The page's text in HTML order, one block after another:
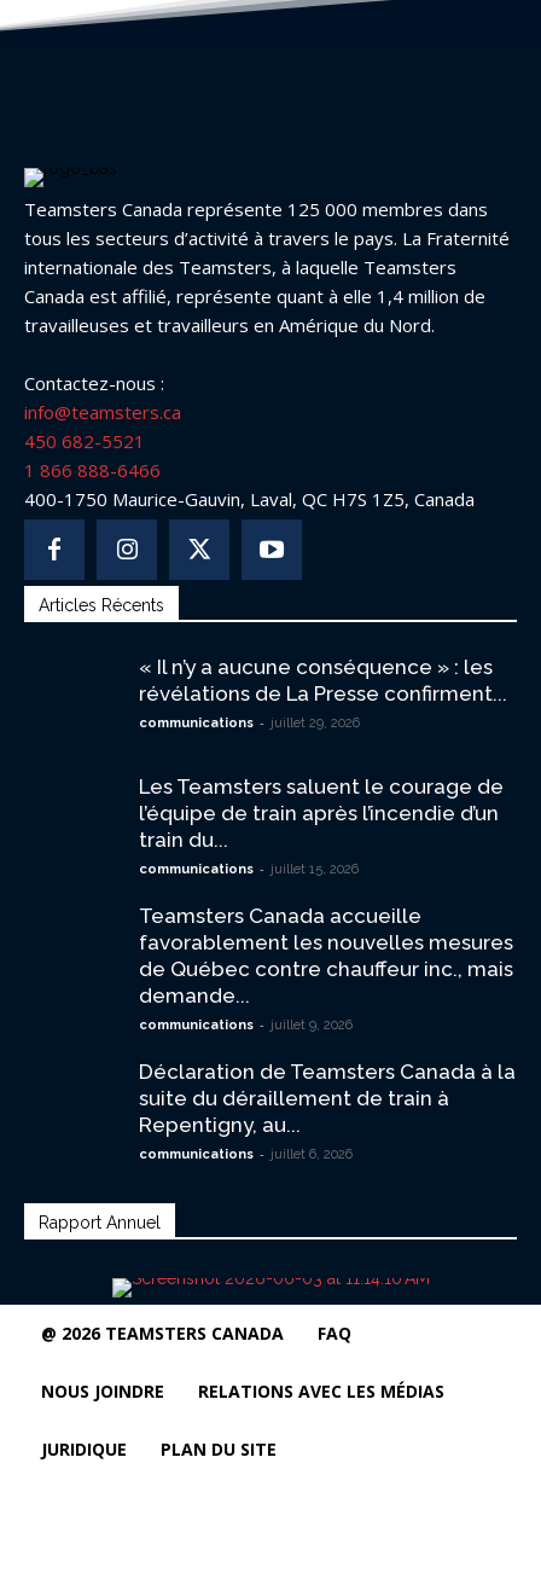
Teamsters Canada représente 125 000 membres dans
tous les secteurs d’activité à travers le pays. La Fraternité
internationale des Teamsters, à laquelle Teamsters
Canada est affilié, représente quant à elle 1,4 million de
travailleuses et travailleurs en Amérique du Nord.
Contactez-nous :
info@teamsters.ca
450 682-5521
1 866 888-6466
400-1750 Maurice-Gauvin, Laval, QC H7S 1Z5, Canada
Articles Récents
« Il n’y a aucune conséquence » : les
révélations de La Presse confirment...
communications - juillet 29, 2026
Les Teamsters saluent le courage de
l’équipe de train après l’incendie d’un
train du...
communications - juillet 15, 2026
Teamsters Canada accueille
favorablement les nouvelles mesures
de Québec contre chauffeur inc., mais
demande...
communications - juillet 9, 2026
Déclaration de Teamsters Canada à la
suite du déraillement de train à
Repentigny, au...
communications - juillet 6, 2026
Rapport Annuel
@ 2026 TEAMSTERS CANADA FAQ
NOUS JOINDRE RELATIONS AVEC LES MÉDIAS
JURIDIQUE PLAN DU SITE